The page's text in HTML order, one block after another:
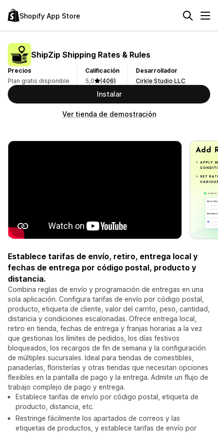
Shopify App Store
ShipZip Shipping Rates & Rules
Precios
Plan gratis disponible
Calificación
5,0
(406)
Desarrollador
Cirkle Studio LLC
Instalar
Ver tienda de demostración
Establece tarifas de envío, retiro, entrega local y
fechas de entrega por código postal, producto y
distancia.
Combina reglas de envío y programación de entregas en una
sola aplicación. Configura tarifas de envío por código postal,
producto, etiqueta de cliente, valor del carrito, peso, cantidad,
distancia y condiciones escalonadas. Ofrece entrega local,
retiro en tienda, fechas de entrega y franjas horarias a la vez
que gestionas los límites de pedidos, los días festivos
bloqueados, los recargos de fin de semana y la configuración
de múltiples sucursales. Ideal para tiendas de comestibles,
panaderías, floristerías y otras tiendas que necesitan opciones
flexibles en la pantalla de pago y la entrega. Admite un flujo de
trabajo complejo de pago y entrega.
Establece tarifas de envío por código postal, etiqueta de
producto, distancia, etc.
Restringe fácilmente los apartados de correos y las
etiquetas de productos, y establece tarifas de envío por